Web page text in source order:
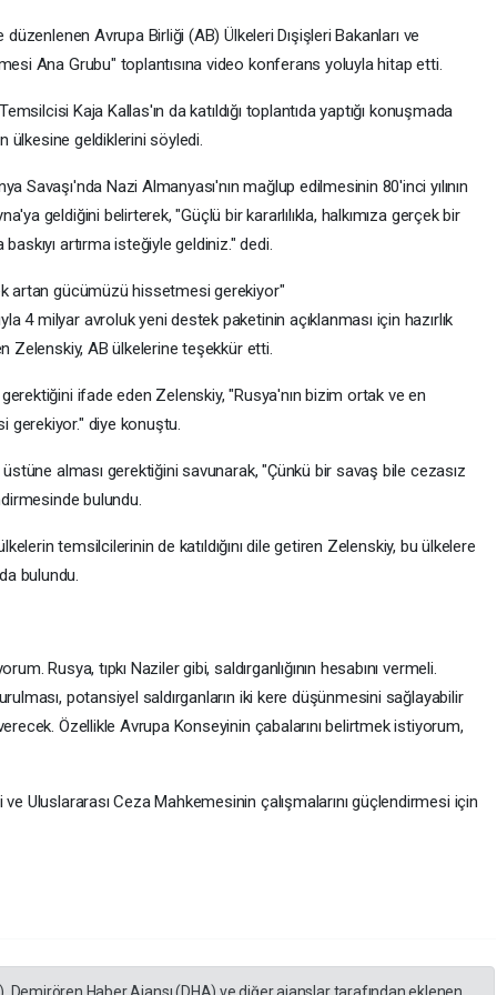
Avrupa Birliği (AB) Ülkeleri Dışişleri Bakanları ve
Ana Grubu" toplantısına video konferans yoluyla hitap etti.
Kaja Kallas'ın da katıldığı toplantıda yaptığı konuşmada
ülkesine geldiklerini söyledi.
Savaşı'nda Nazi Almanyası'nın mağlup edilmesinin 80'inci yılının
geldiğini belirterek, "Güçlü bir kararlılıkla, halkımıza gerçek bir
artırma isteğiyle geldiniz." dedi.
artan gücümüzü hissetmesi gerekiyor"
4 milyar avroluk yeni destek paketinin açıklanması için hazırlık
Zelenskiy, AB ülkelerine teşekkür etti.
ifade eden Zelenskiy, "Rusya'nın bizim ortak ve en
gerekiyor." diye konuştu.
alması gerektiğini savunarak, "Çünkü bir savaş bile cezasız
bulundu.
temsilcilerinin de katıldığını dile getiren Zelenskiy, bu ülkelere
bulundu.
Rusya, tıpkı Naziler gibi, saldırganlığının hesabını vermeli.
potansiyel saldırganların iki kere düşünmesini sağlayabilir
Özellikle Avrupa Konseyinin çabalarını belirtmek istiyorum,
Uluslararası Ceza Mahkemesinin çalışmalarını güçlendirmesi için
Demirören Haber Ajansı (DHA) ve diğer ajanslar tarafından eklenen